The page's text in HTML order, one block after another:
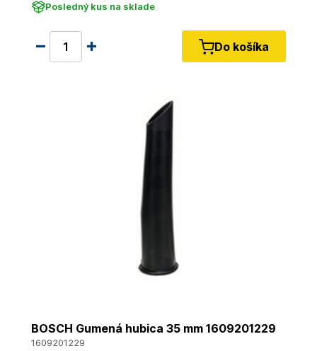
Posledný kus na sklade
Do košíka
BOSCH Gumená hubica 35 mm 1609201229
1609201229